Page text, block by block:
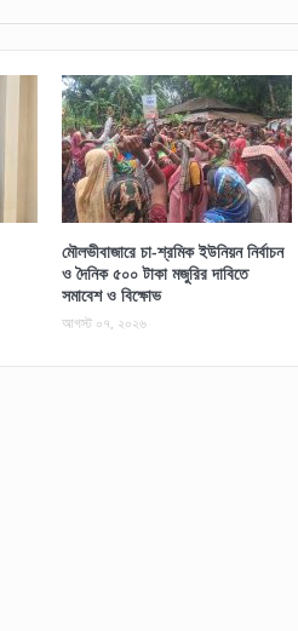
মৌলভীবাজারে চা-শ্রমিক ইউনিয়ন নির্বাচন
ও দৈনিক ৫০০ টাকা মজুরির দাবিতে
সমাবেশ ও বিক্ষোভ
আগস্ট ০৭, ২০২৬